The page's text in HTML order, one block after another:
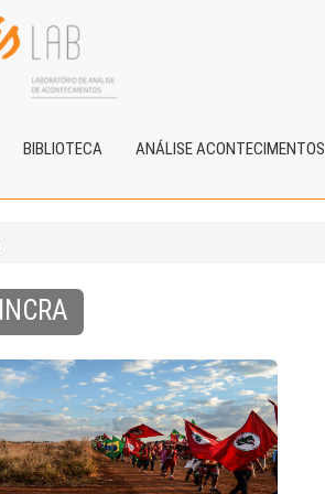
BIBLIOTECA ANÁLISE ACONTECIMENTOS
INCRA